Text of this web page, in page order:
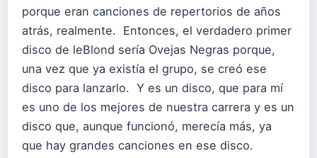
porque eran canciones de repertorios de años
atrás, realmente. Entonces, el verdadero primer
disco de leBlond sería Ovejas Negras porque,
una vez que ya existía el grupo, se creó ese
disco para lanzarlo. Y es un disco, que para mí
es uno de los mejores de nuestra carrera y es un
disco que, aunque funcionó, merecía más, ya
que hay grandes canciones en ese disco.